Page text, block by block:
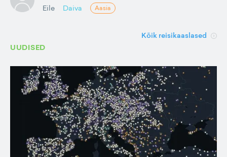
Eile Daiva Aasia
Kõik reisikaaslased
UUDISED